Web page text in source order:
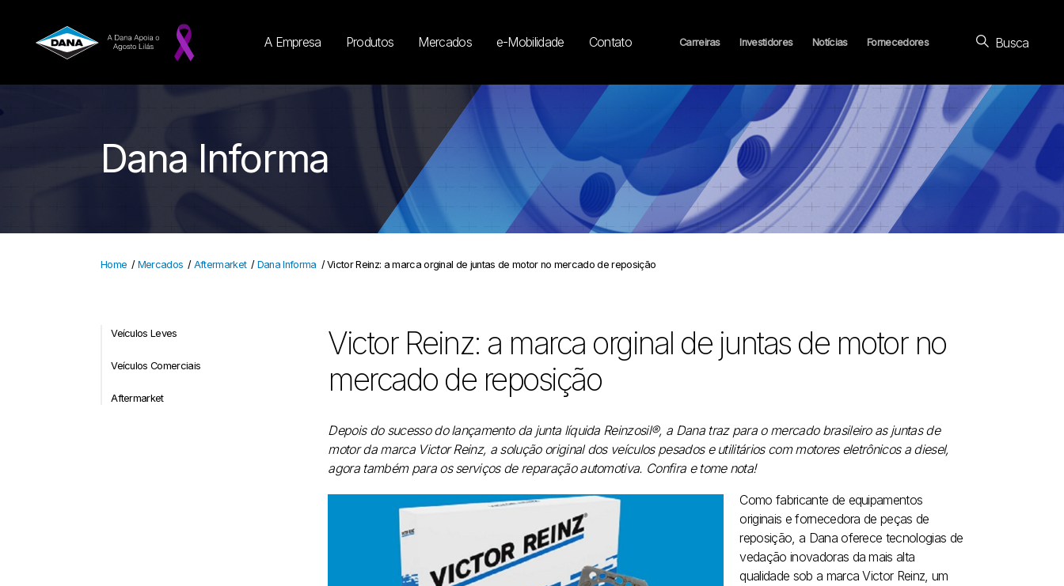
A Empresa Produtos Mercados e-Mobilidade Contato Carreiras Investidores Notícias Fornecedores Busca
Dana Informa
Home / Mercados / Aftermarket / Dana Informa /Victor Reinz: a marca orginal de juntas de motor no mercado de reposição
Veículos Leves
Veículos Comerciais
Aftermarket
Victor Reinz: a marca orginal de juntas de motor no
mercado de reposição
Depois do sucesso do lançamento da junta líquida Reinzosil®, a Dana traz para o mercado brasileiro as juntas de
motor da marca Victor Reinz, a solução original dos veículos pesados e utilitários com motores eletrônicos a diesel,
agora também para os serviços de reparação automotiva. Confira e tome nota!
Como fabricante de equipamentos
originais e fornecedora de peças de
reposição, a Dana oferece tecnologias de
vedação inovadoras da mais alta
qualidade sob a marca Victor Reinz, um